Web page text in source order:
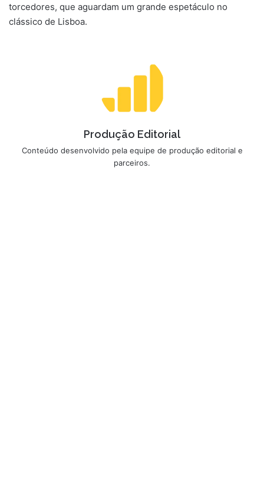
torcedores, que aguardam um grande espetáculo no
clássico de Lisboa.
Produção Editorial
Conteúdo desenvolvido pela equipe de produção editorial e
parceiros.